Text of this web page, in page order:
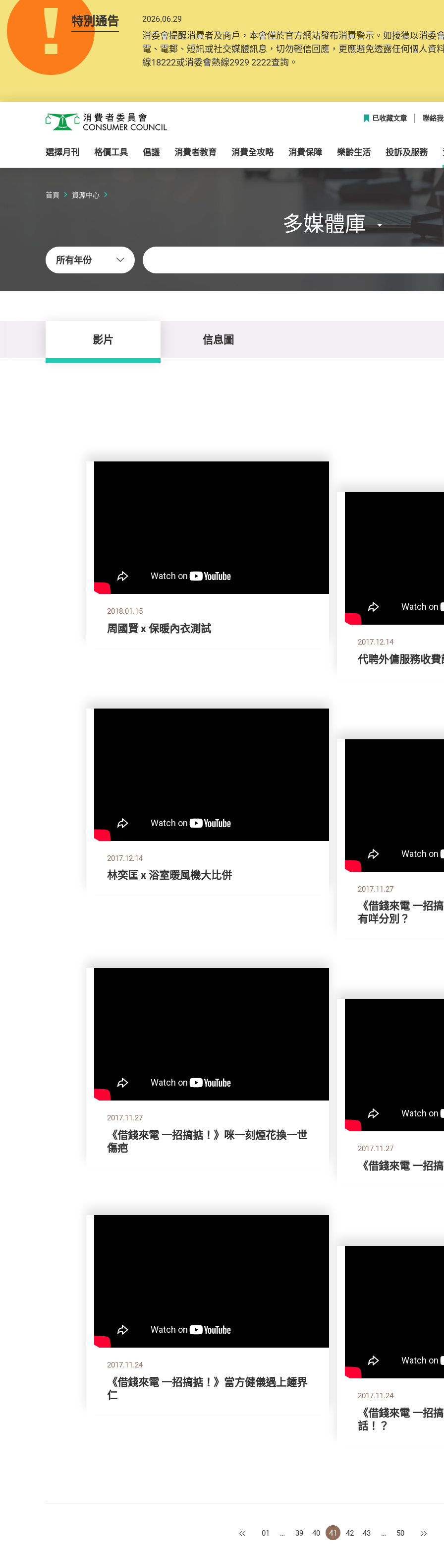
特別通告 2026.06.29
消委會提醒消費者及商戶，本會僅於官方網站發布消費警示。如接獲以消委
電、電郵、短訊或社交媒體訊息，切勿輕信回應，更應避免透露任何個人資
線18222或消委會熱線2929 2222查詢。
2025.10.31
為提升使用者體驗及網絡安全，本會的投訴處理系統已經進行升級及推出
消費者需要提供基本聯絡資料（包括姓名、電郵及電話）註冊帳戶，才可提
紀錄將清晰整合於帳戶中，方便日後作出跟進。
消費者委員會
已收藏文章 聯絡
選擇月刊 格價工具 倡議 消費者教育 消費全攻略 消費保障 樂齡生活 投訴及服務
首頁 資源中心
多媒體庫
所有年份
關鍵字
影片 信息圖
2018.01.15
周國賢 x 保暖內衣測試
2017.12.14
代聘外傭服務收費
2017.12.14
林奕匡 x 浴室暖風機大比併
2017.11.27
《借錢來電 一招
有咩分別？
2017.11.27
《借錢來電 一招搞掂！》咪一刻煙花換一世
傷疤
2017.11.27
《借錢來電 一招
2017.11.24
《借錢來電 一招搞掂！》當方健儀遇上鍾界
仁
2017.11.24
《借錢來電 一招
話！？
上一頁
01 … 39 40 41 42 43 … 50 下一頁